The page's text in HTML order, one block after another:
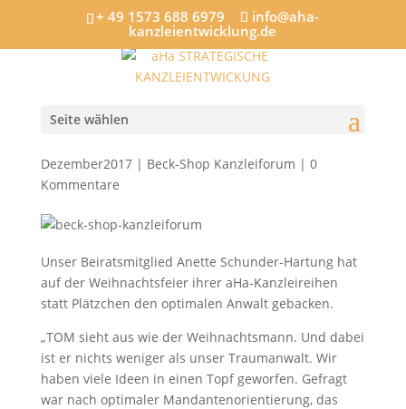
+ 49 1573 688 6979
info@aha-
kanzleientwicklung.de
Seite wählen
Wer ist TOM? Kurze
Beschreibung eines
Traumanwalts …
Dezember2017| Beck-Shop Kanzleiforum | 0
Kommentare
Unser Beiratsmitglied Anette Schunder-Hartung hat
auf der Weihnachtsfeier ihrer aHa-Kanzleireihen
statt Plätzchen den optimalen Anwalt gebacken.
„TOM sieht aus wie der Weihnachtsmann. Und dabei
ist er nichts weniger als unser Traumanwalt. Wir
haben viele Ideen in einen Topf geworfen. Gefragt
war nach optimaler Mandantenorientierung, das